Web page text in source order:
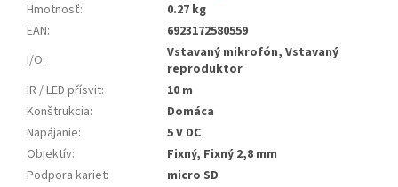
Hmotnosť:
0.27 kg
EAN:
6923172580559
I/O:
Vstavaný mikrofón, Vstavaný
reproduktor
IR / LED přísvit:
10 m
Konštrukcia:
Domáca
Napájanie:
5 V DC
Objektív:
Fixný, Fixný 2,8 mm
Podpora kariet:
micro SD